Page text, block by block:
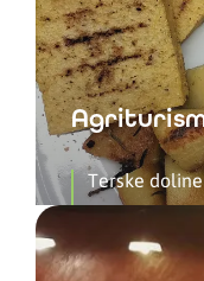
Terske doline